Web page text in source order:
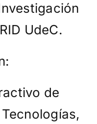
UdeC.
de